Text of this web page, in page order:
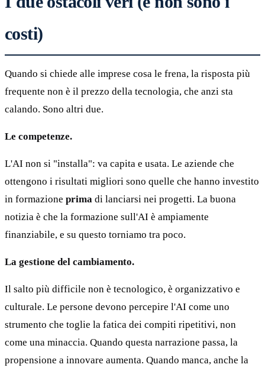
costi)
Quando si chiede alle imprese cosa le frena, la risposta più
frequente non è il prezzo della tecnologia, che anzi sta
calando. Sono altri due.
Le competenze.
L'AI non si "installa": va capita e usata. Le aziende che
ottengono i risultati migliori sono quelle che hanno investito
in formazione prima di lanciarsi nei progetti. La buona
notizia è che la formazione sull'AI è ampiamente
finanziabile, e su questo torniamo tra poco.
La gestione del cambiamento.
Il salto più difficile non è tecnologico, è organizzativo e
culturale. Le persone devono percepire l'AI come uno
strumento che toglie la fatica dei compiti ripetitivi, non
come una minaccia. Quando questa narrazione passa, la
propensione a innovare aumenta. Quando manca, anche la